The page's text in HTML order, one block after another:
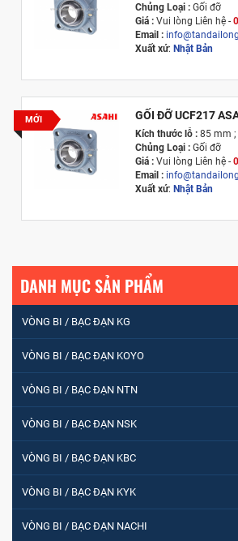
Chủng Loại : Gối đỡ
Giá :Vui lòng Liên hệ -
Email :
Xuất xứ: Nhật Bản
MỚI GỐI ĐỠ UCF217
Kích thước lỗ : 85 mm
Chủng Loại : Gối đỡ
Giá :Vui lòng Liên hệ -
Email :
Xuất xứ: Nhật Bản
DANH MỤC SẢN PHẨM
VÒNG BI / BẠC ĐẠN KG
VÒNG BI / BẠC ĐẠN KOYO
VÒNG BI / BẠC ĐẠN NTN
VÒNG BI / BẠC ĐẠN NSK
VÒNG BI / BẠC ĐẠN KBC
VÒNG BI / BẠC ĐẠN KYK
VÒNG BI / BẠC ĐẠN NACHI